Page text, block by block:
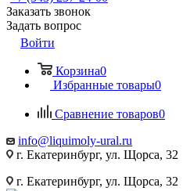
Заказать звонок
Задать вопрос
Войти
Корзина0
Избранные товары0
Сравнение товаров0
info@liquimoly-ural.ru
г. Екатеринбург, ул. Щорса, 32
г. Екатеринбург, ул. Щорса, 32